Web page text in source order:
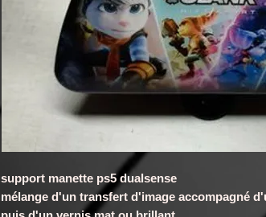
support manette ps5 dualsense
mélange d'un transfert d'image accompagné